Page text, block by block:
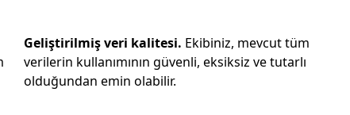
Geliştirilmiş veri kalitesi. Ekibiniz, mevcut tüm
verilerin kullanımının güvenli, eksiksiz ve tutarlı
olduğundan emin olabilir.